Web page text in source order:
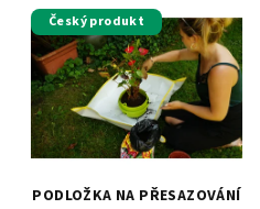
Český produkt
PODLOŽKA NA PŘESAZOVÁNÍ